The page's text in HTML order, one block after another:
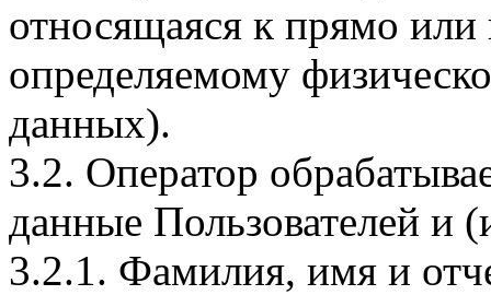
относящаяся к прямо
определяемому
данных).
3.2. Оператор
данные Пользователей и
3.2.1. Фамилия, имя и